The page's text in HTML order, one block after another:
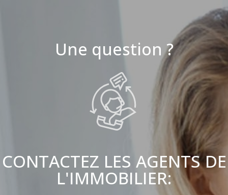
Une question ?
CONTACTEZ LES AGENTS DE
L'IMMOBILIER: